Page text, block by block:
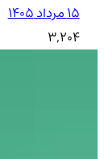
۱۵ مرداد ۱۴۰۵
3,204